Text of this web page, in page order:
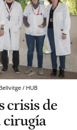
/ HUB
crisis de
cirugía